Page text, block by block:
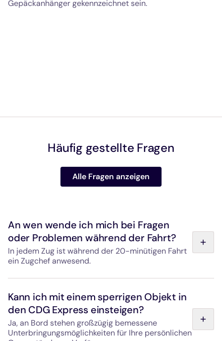
Gepäckanhänger gekennzeichnet sein.
Häufig gestellte Fragen
Alle Fragen anzeigen
An wen wende ich mich bei Fragen
oder Problemen während der Fahrt?
In jedem Zug ist während der 20-minütigen Fahrt
ein Zugchef anwesend.
beim Einsteigen dabei behilflich sein, Ihre persönlichen
Gegenstände zu verstauen, und kann während der
gesamten Fahrt etwaige Fragen beantworten. Darüber
hinaus stehen Ihnen jeden Tag vom ersten bis zum
letzten abfahrenden Zug in den Bahnhöfen Gare de l’Est
Kann ich mit einem sperrigen Objekt in
den CDG Express einsteigen?
Ja, an Bord stehen großzügig bemessene
Unterbringungsmöglichkeiten für Ihre persönlichen